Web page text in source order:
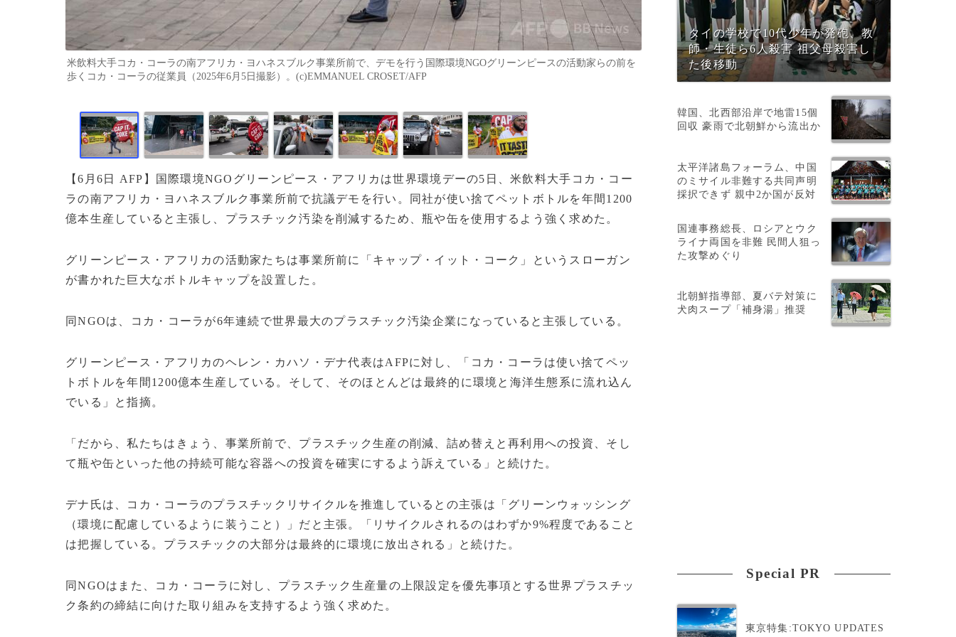
米飲料大手コカ・コーラの南アフリカ・ヨハネスブルク事業所前で、デモを行う国際環境NGOグリーンピースの活動家らの前を
歩くコカ・コーラの従業員（2025年6月5日撮影）。(c)EMMANUEL CROSET/AFP
【6月6日 AFP】国際環境NGOグリーンピース・アフリカは世界環境デーの5日、米飲料大手コカ・コー
ラの南アフリカ・ヨハネスブルク事業所前で抗議デモを行い。同社が使い捨てペットボトルを年間1200
億本生産していると主張し、プラスチック汚染を削減するため、瓶や缶を使用するよう強く求めた。
グリーンピース・アフリカの活動家たちは事業所前に「キャップ・イット・コーク」というスローガン
が書かれた巨大なボトルキャップを設置した。
同NGOは、コカ・コーラが6年連続で世界最大のプラスチック汚染企業になっていると主張している。
グリーンピース・アフリカのヘレン・カハソ・デナ代表はAFPに対し、「コカ・コーラは使い捨てペッ
トボトルを年間1200億本生産している。そして、そのほとんどは最終的に環境と海洋生態系に流れ込ん
でいる」と指摘。
「だから、私たちはきょう、事業所前で、プラスチック生産の削減、詰め替えと再利用への投資、そし
て瓶や缶といった他の持続可能な容器への投資を確実にするよう訴えている」と続けた。
デナ氏は、コカ・コーラのプラスチックリサイクルを推進しているとの主張は「グリーンウォッシング
（環境に配慮しているように装うこと）」だと主張。「リサイクルされるのはわずか9%程度であること
は把握している。プラスチックの大部分は最終的に環境に放出される」と続けた。
同NGOはまた、コカ・コーラに対し、プラスチック生産量の上限設定を優先事項とする世界プラスチッ
ク条約の締結に向けた取り組みを支持するよう強く求めた。
タイの学校で10代少年が発砲、教
師・生徒ら6人殺害 祖父母殺害し
た後移動
韓国、北西部沿岸で地雷15個
回収 豪雨で北朝鮮から流出か
太平洋諸島フォーラム、中国
のミサイル非難する共同声明
採択できず 親中2か国が反対
国連事務総長、ロシアとウク
ライナ両国を非難 民間人狙っ
た攻撃めぐり
北朝鮮指導部、夏バテ対策に
犬肉スープ「補身湯」推奨
Special PR
東京特集:TOKYO UPDATES